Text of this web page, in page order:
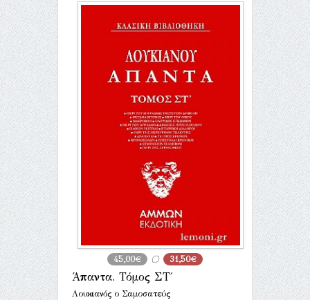
45,00€ 31,50€
Άπαντα. Τόμος ΣΤ΄
Λουκιανός ο Σαμοσατεύς